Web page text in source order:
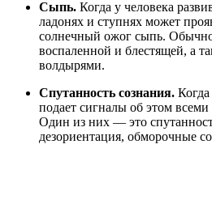
Сыпь. Когда у человека
ладонях и ступнях может
солнечный ожог сыпь.
воспаленной и блестящей, а
волдырями.
Спутанность сознания.
подает сигналы об этом
Один из них — это
дезориентация, обморочные